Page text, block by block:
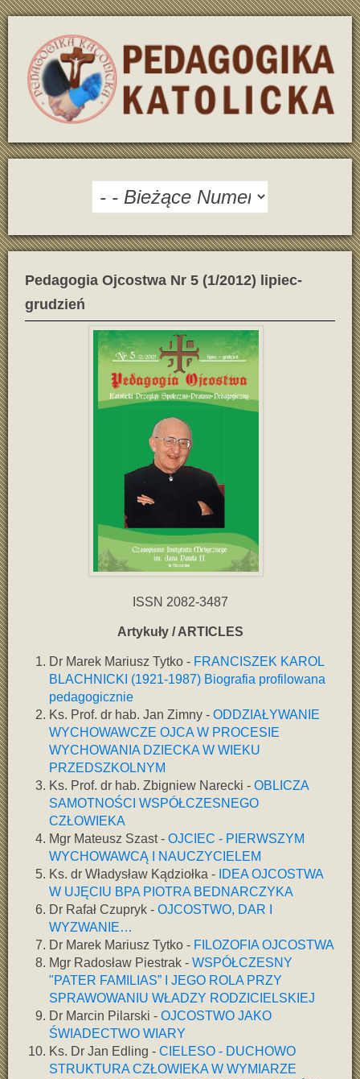
Pedagogia Ojcostwa Nr 5 (1/2012) lipiec-
grudzień
ISSN 2082-3487
Artykuły / ARTICLES
Dr Marek Mariusz Tytko - FRANCISZEK KAROL
BLACHNICKI (1921-1987) Biografia profilowana
pedagogicznie
Ks. Prof. dr hab. Jan Zimny - ODDZIAŁYWANIE
WYCHOWAWCZE OJCA W PROCESIE
WYCHOWANIA DZIECKA W WIEKU
PRZEDSZKOLNYM
Ks. Prof. dr hab. Zbigniew Narecki - OBLICZA
SAMOTNOŚCI WSPÓŁCZESNEGO
CZŁOWIEKA
Mgr Mateusz Szast - OJCIEC - PIERWSZYM
WYCHOWAWCĄ I NAUCZYCIELEM
Ks. dr Władysław Kądziołka - IDEA OJCOSTWA
W UJĘCIU BPA PIOTRA BEDNARCZYKA
Dr Rafał Czupryk - OJCOSTWO, DAR I
WYZWANIE…
Dr Marek Mariusz Tytko - FILOZOFIA OJCOSTWA
Mgr Radosław Piestrak - WSPÓŁCZESNY
"PATER FAMILIAS” I JEGO ROLA PRZY
SPRAWOWANIU WŁADZY RODZICIELSKIEJ
Dr Marcin Pilarski - OJCOSTWO JAKO
ŚWIADECTWO WIARY
Ks. Dr Jan Edling - CIELESO - DUCHOWO
STRUKTURA CZŁOWIEKA W WYMIARZE